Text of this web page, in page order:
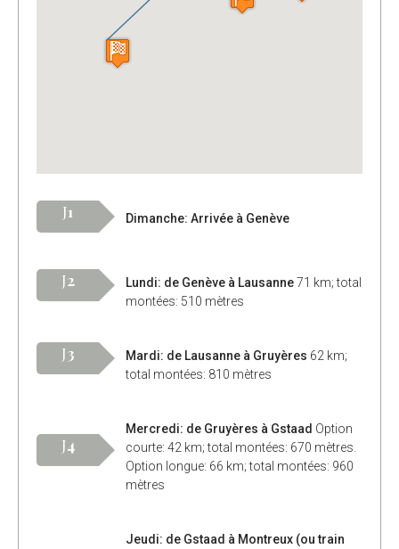
J1 Dimanche: Arrivée à Genève
J2 Lundi: de Genève à Lausanne71 km; total
montées: 510 mètres
J3 Mardi: de Lausanne à Gruyères 62 km;
total montées: 810 mètres
J4
Mercredi: de Gruyères à Gstaad Option
courte: 42 km; total montées: 670 mètres.
Option longue: 66 km; total montées: 960
mètres
Jeudi: de Gstaad à Montreux (ou train